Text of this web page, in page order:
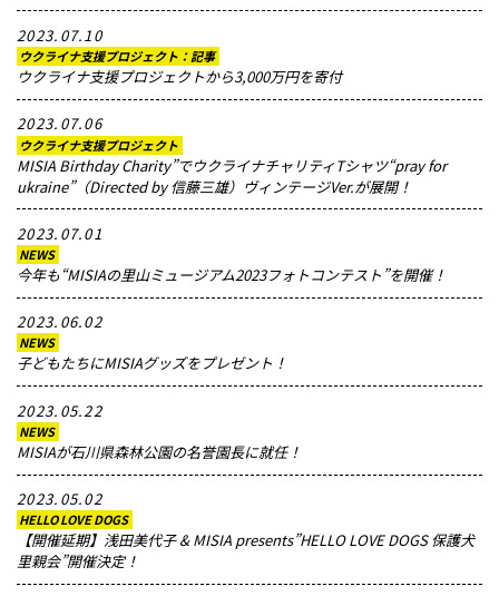
2023.07.10
ウクライナ支援プロジェクト：記事
ウクライナ支援プロジェクトから3,000万円を寄付
2023.07.06
ウクライナ支援プロジェクト
MISIA Birthday Charity”でウクライナチャリティTシャツ“pray for
ukraine”（Directed by 信藤三雄）ヴィンテージVer.が展開！
2023.07.01
NEWS
今年も“MISIAの里山ミュージアム2023フォトコンテスト”を開催！
2023.06.02
NEWS
子どもたちにMISIAグッズをプレゼント！
2023.05.22
NEWS
MISIAが石川県森林公園の名誉園長に就任！
2023.05.02
HELLO LOVE DOGS
【開催延期】浅田美代子 & MISIA presents”HELLO LOVE DOGS 保護犬
里親会”開催決定！